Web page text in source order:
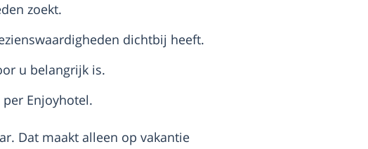
zoekt.
dichtbij heeft.
u belangrijk is.
Enjoyhotel.
Dat maakt alleen op vakantie